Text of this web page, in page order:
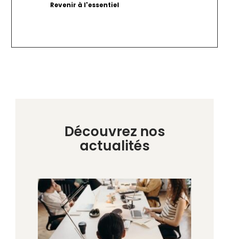
Découvrez nos
actualités